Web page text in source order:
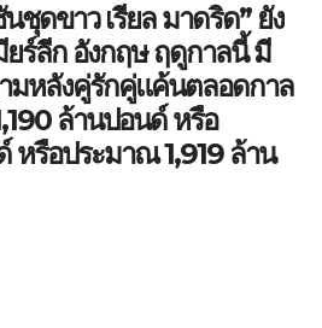
ชุดขาว เรียล มาดริด” ยัง
ยร์ลีก อังกฤษ ฤดูกาลนี้ มี
มหลังคู่รักคู่แค้นตลอดกาล
ล้านปอนด์ หรือ
หรือประมาณ 1,919 ล้าน